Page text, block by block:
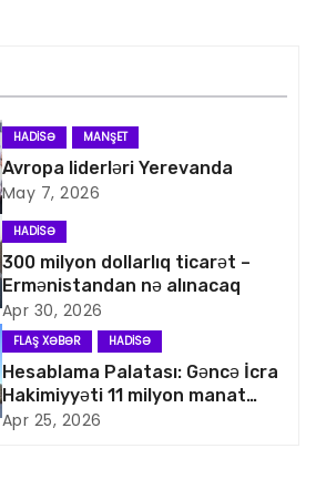
HADISƏ MANŞET
Avropa liderləri Yerevanda
May 7, 2026
HADISƏ
300 milyon dollarlıq ticarət –
Ermənistandan nə alınacaq
Apr 30, 2026
FLAŞ XƏBƏR HADISƏ
Hesablama Palatası: Gəncə İcra
Hakimiyyəti 11 milyon manat
artıq xərcləyib
Apr 25, 2026